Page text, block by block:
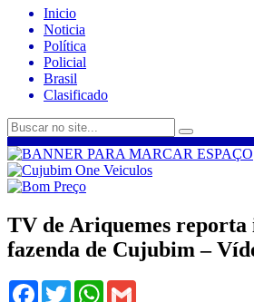
Inicio
Noticia
Política
Policial
Brasil
Clasificado
TV de Ariquemes reporta
fazenda de Cujubim –
Facebook
TwitterWhatsApp